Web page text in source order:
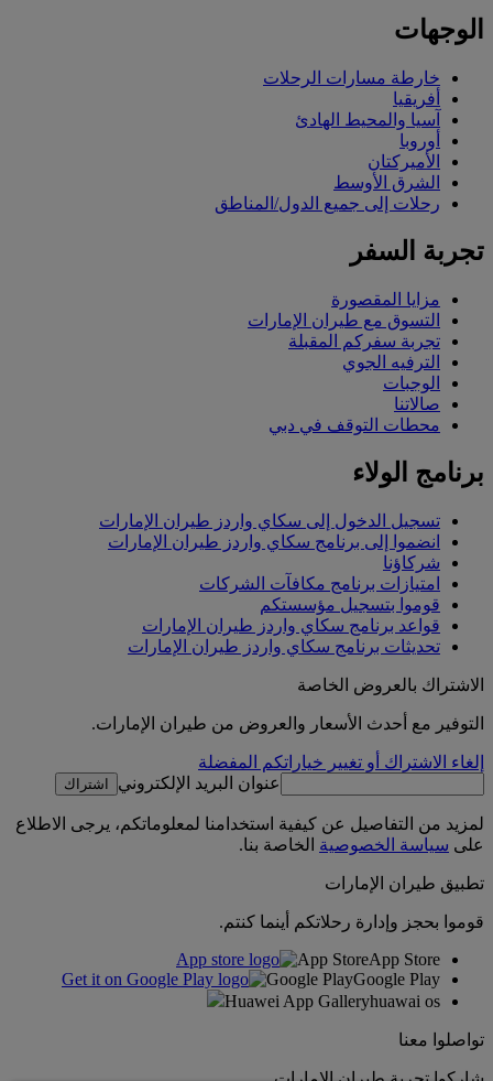
الوجهات
خارطة مسارات الرحلات
أفريقيا
آسيا والمحيط الهادئ
أوروبا
الأميركتان
الشرق الأوسط
رحلات إلى جميع الدول/المناطق
تجربة السفر
مزايا المقصورة
التسوق مع طيران الإمارات
تجربة سفركم المقبلة
الترفيه الجوي
الوجبات
صالاتنا
محطات التوقف في دبي
برنامج الولاء
تسجيل الدخول إلى سكاي واردز طيران الإمارات
انضموا إلى برنامج سكاي واردز طيران الإمارات
شركاؤنا
امتيازات برنامج مكافآت الشركات
قوموا بتسجيل مؤسستكم
قواعد برنامج سكاي واردز طيران الإمارات
تحديثات برنامج سكاي واردز طيران الإمارات
الاشتراك بالعروض الخاصة
التوفير مع أحدث الأسعار والعروض من طيران الإمارات.
إلغاء الاشتراك أو تغيير خياراتكم المفضلة
عنوان البريد الإلكتروني
اشتراك
لمزيد من التفاصيل عن كيفية استخدامنا لمعلوماتكم، يرجى الاطلاع
على سياسة الخصوصية الخاصة بنا.
تطبيق طيران الإمارات
قوموا بحجز وإدارة رحلاتكم أينما كنتم.
App StoreApp Store
Google PlayGoogle Play
Huawei App Galleryhuawai os
تواصلوا معنا